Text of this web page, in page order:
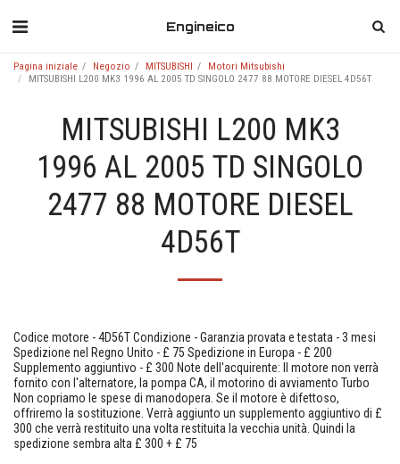
Engineico
Pagina iniziale Negozio MITSUBISHI
Motori Mitsubishi
MITSUBISHI L200 MK3 1996 AL 2005 TD SINGOLO 2477 88 MOTORE DIESEL 4D56T
MITSUBISHI L200 MK3
1996 AL 2005 TD SINGOLO
2477 88 MOTORE DIESEL
4D56T
Codice motore - 4D56T Condizione - Garanzia provata e testata - 3 mesi
Spedizione nel Regno Unito - £ 75 Spedizione in Europa - £ 200
Supplemento aggiuntivo - £ 300 Note dell'acquirente: Il motore non verrà
fornito con l'alternatore, la pompa CA, il motorino di avviamento Turbo
Non copriamo le spese di manodopera. Se il motore è difettoso,
offriremo la sostituzione. Verrà aggiunto un supplemento aggiuntivo di £
300 che verrà restituito una volta restituita la vecchia unità. Quindi la
spedizione sembra alta £ 300 + £ 75